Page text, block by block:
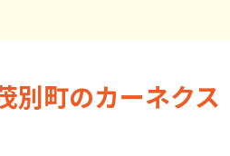
別町のカーネクス